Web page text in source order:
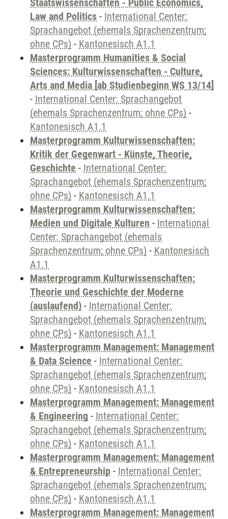
Staatswissenschaften - Public Economics,
Law and Politics - International Center:
Sprachangebot (ehemals Sprachenzentrum;
ohne CPs) - Kantonesisch A1.1
Masterprogramm Humanities & Social
Sciences: Kulturwissenschaften - Culture,
Arts and Media [ab Studienbeginn WS 13/14]
- International Center: Sprachangebot
(ehemals Sprachenzentrum; ohne CPs) -
Kantonesisch A1.1
Masterprogramm Kulturwissenschaften:
Kritik der Gegenwart - Künste, Theorie,
Geschichte - International Center:
Sprachangebot (ehemals Sprachenzentrum;
ohne CPs) - Kantonesisch A1.1
Masterprogramm Kulturwissenschaften:
Medien und Digitale Kulturen - International
Center: Sprachangebot (ehemals
Sprachenzentrum; ohne CPs) - Kantonesisch
A1.1
Masterprogramm Kulturwissenschaften:
Theorie und Geschichte der Moderne
(auslaufend) - International Center:
Sprachangebot (ehemals Sprachenzentrum;
ohne CPs) - Kantonesisch A1.1
Masterprogramm Management: Management
& Data Science - International Center:
Sprachangebot (ehemals Sprachenzentrum;
ohne CPs) - Kantonesisch A1.1
Masterprogramm Management: Management
& Engineering - International Center:
Sprachangebot (ehemals Sprachenzentrum;
ohne CPs) - Kantonesisch A1.1
Masterprogramm Management: Management
& Entrepreneurship - International Center:
Sprachangebot (ehemals Sprachenzentrum;
ohne CPs) - Kantonesisch A1.1
Masterprogramm Management: Management